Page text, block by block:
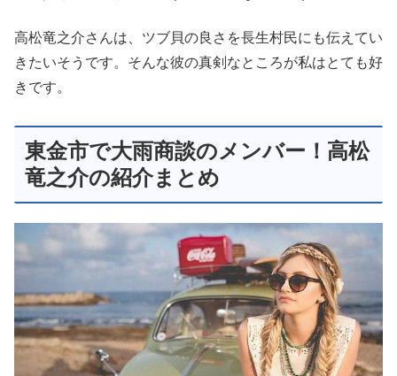
高松竜之介さんは、ツブ貝の良さを長生村民にも伝えてい
きたいそうです。そんな彼の真剣なところが私はとても好
きです。
東金市で大雨商談のメンバー！高松
竜之介の紹介まとめ